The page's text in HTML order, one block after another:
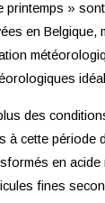
printemps »
en Belgique,
des
à cette période
en acide
fines